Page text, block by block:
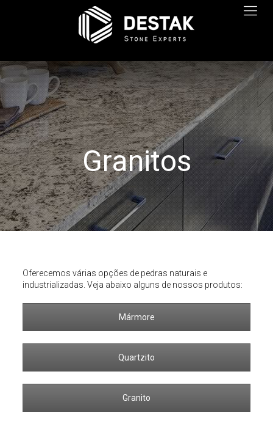
Granitos
Oferecemos várias opções de pedras naturais e
industrializadas. Veja abaixo alguns de nossos produtos:
Mármore
Quartzito
Granito